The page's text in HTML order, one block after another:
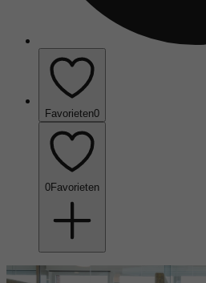
Favorieten0
0Favorieten